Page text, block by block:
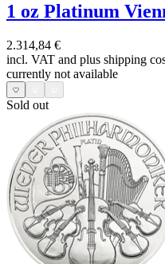
1 oz Platinum
2.314,84 €
incl. VAT and plus shipping
currently not available
Sold out